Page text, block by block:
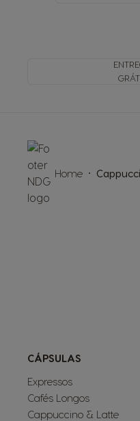
Home
CÁPSULAS
Expressos
Cafés Longos
Cappuccino & Latte